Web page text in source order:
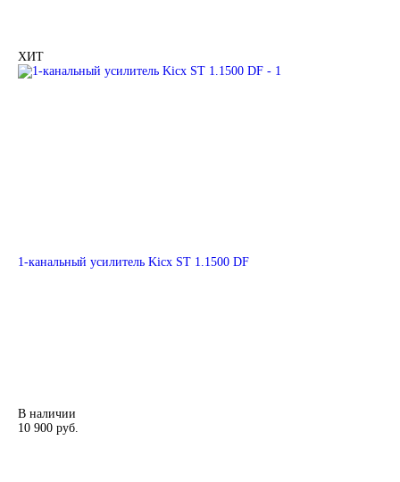
ХИТ
1-канальный усилитель Kicx ST 1.1500 DF
В наличии
10 900 руб.